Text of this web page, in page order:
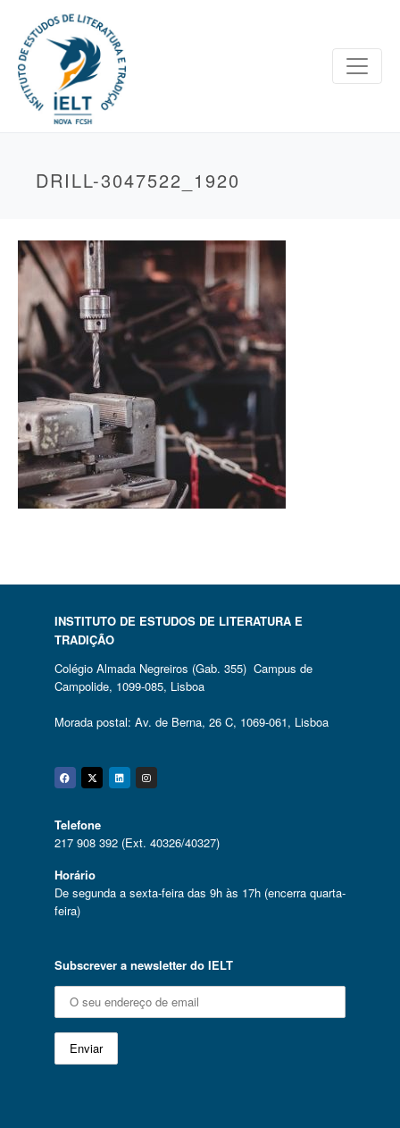
DRILL-3047522_1920
INSTITUTO DE ESTUDOS DE LITERATURA E
TRADIÇÃO
Colégio Almada Negreiros (Gab. 355) Campus de
Campolide, 1099-085, Lisboa
Morada postal: Av. de Berna, 26 C, 1069-061, Lisboa
Facebook
Twitter
Linkedin
Instagram
Telefone
217 908 392 (Ext. 40326/40327)
Horário
De segunda a sexta-feira das 9h às 17h (encerra quarta-
feira)
Subscrever a newsletter do IELT